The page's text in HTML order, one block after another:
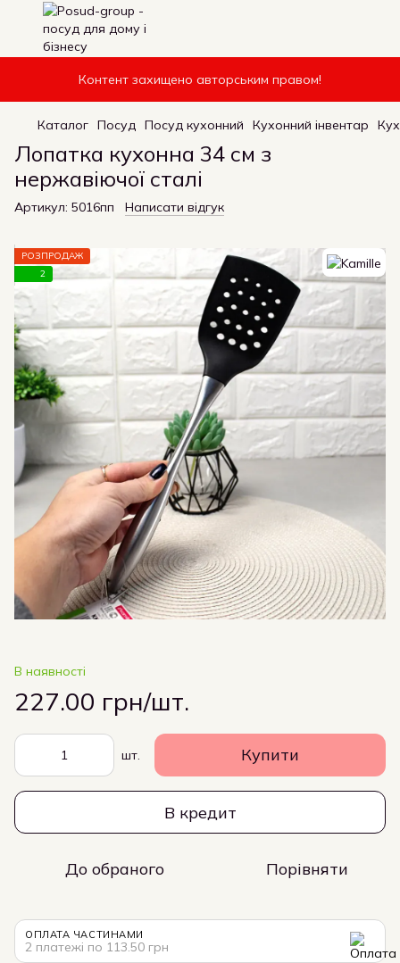
Контент захищено авторським правом!
Каталог Посуд Посуд кухонний Кухонний інвентар
Лопатка кухонна 34 см з
нержавіючої сталі
Артикул: 5016пп Написати відгук
РОЗПРОДАЖ
2
В наявності
227.00 грн/шт.
шт. Купити
В кредит
До обраного Порівняти
ОПЛАТА ЧАСТИНАМИ
2 платежі по 113.50 грн